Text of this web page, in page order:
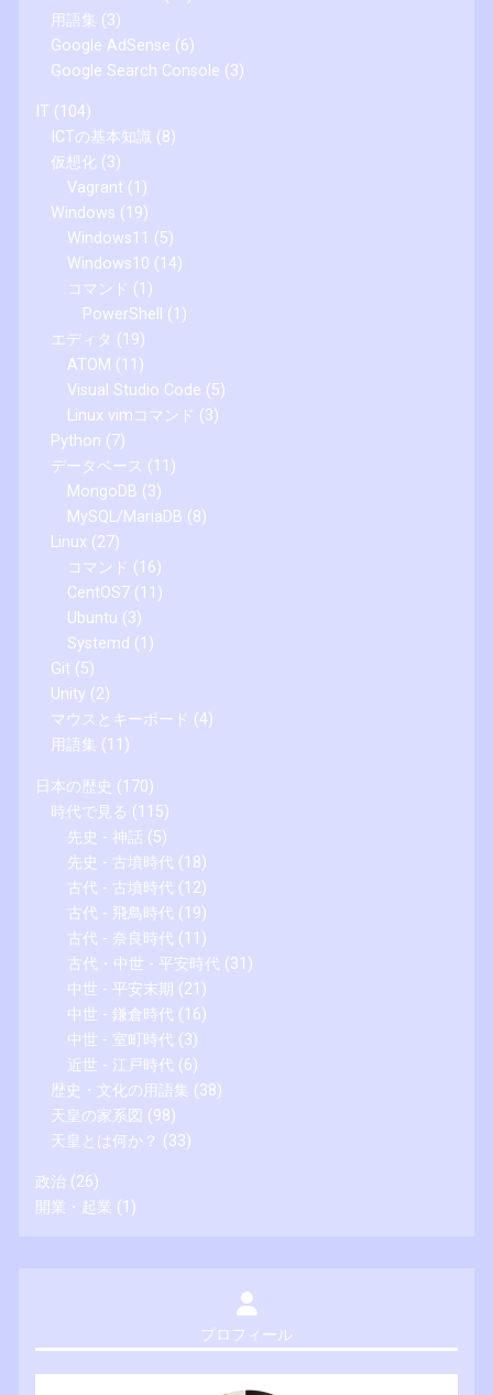
用語集 (3)
Google AdSense (6)
Google Search Console (3)
IT (104)
ICTの基本知識 (8)
仮想化 (3)
Vagrant (1)
Windows (19)
Windows11 (5)
Windows10 (14)
コマンド (1)
PowerShell
(1)
エディタ (19)
ATOM (11)
Visual Studio Code (5)
Linux vimコマンド (3)
Python (7)
データベース (11)
MongoDB (3)
MySQL/MariaDB (8)
Linux (27)
コマンド (16)
CentOS7(11)
Ubuntu (3)
Systemd (1)
Git (5)
Unity (2)
マウスとキーボード (4)
用語集 (11)
日本の歴史 (170)
時代で見る (115)
先史 - 神話 (5)
先史 - 古墳時代 (18)
古代 - 古墳時代 (12)
古代 - 飛鳥時代 (19)
古代 - 奈良時代 (11)
古代・中世 - 平安時代 (31)
中世 - 平安末期 (21)
中世 - 鎌倉時代 (16)
中世 - 室町時代 (3)
近世 - 江戸時代 (6)
歴史・文化の用語集 (38)
天皇の家系図 (98)
天皇とは何か？ (33)
政治 (26)
開業・起業 (1)
プロフィール